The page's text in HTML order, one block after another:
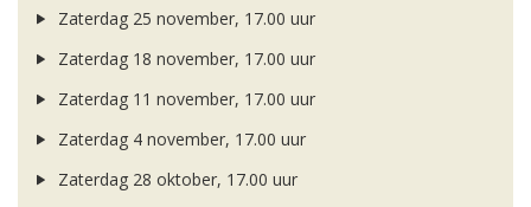
Zaterdag 25 november, 17.00 uur
Zaterdag 18 november, 17.00 uur
Zaterdag 11 november, 17.00 uur
Zaterdag 4 november, 17.00 uur
Zaterdag 28 oktober, 17.00 uur